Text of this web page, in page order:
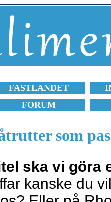
FASTLANDET
FORUM
som
ska vi
kanske du